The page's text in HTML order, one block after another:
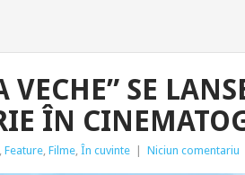
VECHE” SE
ÎN
Feature, Filme, În cuvinte Niciun comentariu